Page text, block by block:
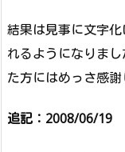
結果は見事に文字
れるようになりま
た方にはめっさ感謝
追記：2008/06/19